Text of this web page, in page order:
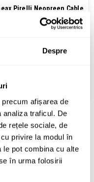
Despre
afișarea de
analiza traficul. De
rețele sociale, de
privire la modul în
pot combina cu alte
în urma folosirii
Pirelli Neopreen Cable